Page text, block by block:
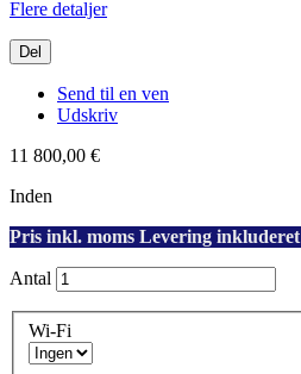
Flere detaljer
Del
Send til en ven
Udskriv
11 800,00 €
Inden
Pris inkl. moms Levering inkluderet
Antal
Wi-Fi